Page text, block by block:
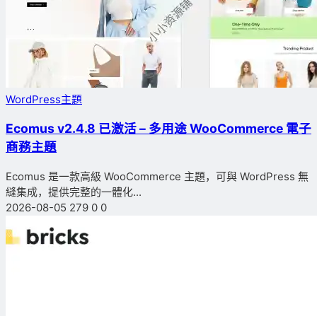
WordPress主題
Ecomus v2.4.8 已激活 – 多用途 WooCommerce 電子
商務主題
Ecomus 是一款高級 WooCommerce 主題，可與 WordPress 無
縫集成，提供完整的一體化...
2026-08-05 279 0 0